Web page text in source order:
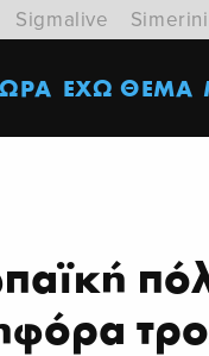
Sigmalive Simerini
ΕΧΩ ΘΕΜΑ